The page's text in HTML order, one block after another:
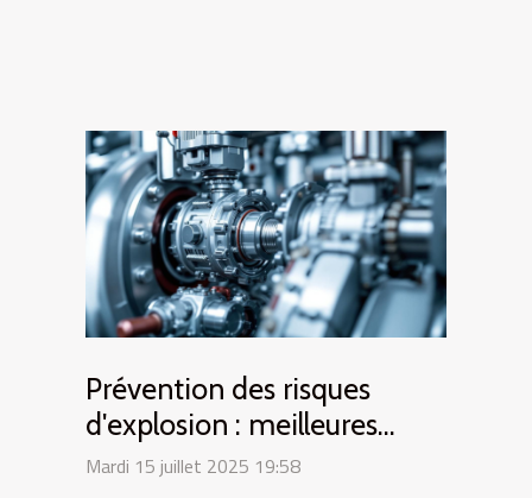
Prévention des risques
d'explosion : meilleures
pratiques pour les vapeurs
Mardi 15 juillet 2025 19:58